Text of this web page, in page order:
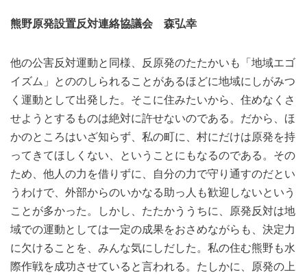
熊野原発設置反対連絡協議会 森弘幸
他の公害反対運動と同様、反原発のたたかいも「地域エゴ
イズム」とののしられることがあるほどに地域にしがみつ
く運動として出発した。そこに住みたいから、住めなくさ
せようとするものは絶対に許せないのである。だから、ほ
かのところはいざ知らず、私の町に、村にだけは原発を持
ってきてほしくない、ということにもなるのである。その
ため、他人の力を借りずに、自分の力で守り通すのだとい
うわけで、外部からのいかなる助っ人も歓迎しないという
ことが多かった。しかし、たたかううちに、原発反対は地
域での運動としては一定の成果をおさめながらも、決定力
に欠けることを、みんな気にしだした。私の住む熊野も水
際作戦を成功させていると言われる。たしかに、原発の上